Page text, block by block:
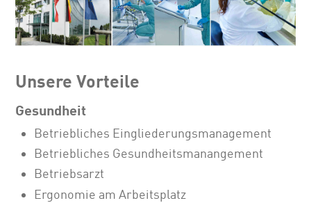
Unsere Vorteile
Gesundheit
Betriebliches Eingliederungsmanagement
Betriebliches Gesundheitsmanangement
Betriebsarzt
Ergonomie am Arbeitsplatz